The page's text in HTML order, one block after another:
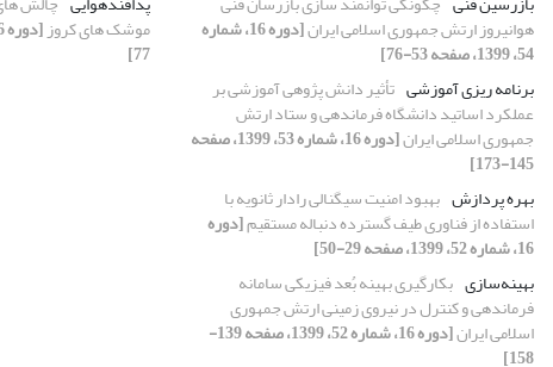
هوانیروز ارتش جمهوری اسلامی ایران [دوره 16، شماره
54، 1399، صفحه 53-76]
برنامه‏ ریزی آموزشی تأثیر دانش‏ ‏پژوهی آموزشی بر
عملکرد اساتید دانشگاه فرماندهی و ستاد ارتش
جمهوری اسلامی ایران [دوره 16، شماره 53، 1399، صفحه
145-173]
بهره پردازش بهبود امنیت سیگنالی رادار ثانویه با
استفاده از فناوری طیف گسترده دنباله مستقیم[دوره
16، شماره 52، 1399، صفحه 29-50]
بهینه‌سازی بکارگیری بهینه بُعد فیزیکی سامانه
فرماندهی و کنترل در نیروی زمینی ارتش جمهوری
اسلامی ایران [دوره 16، شماره 52، 1399، صفحه 139-
158]
موشک های کروز
77]